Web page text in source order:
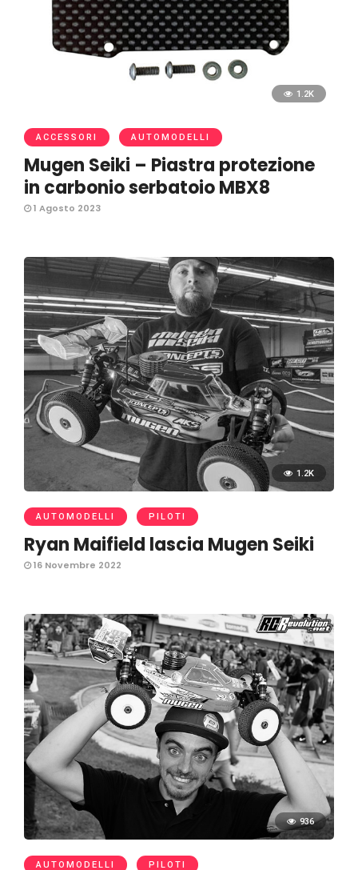
1.2K
ACCESSORI AUTOMODELLI
Mugen Seiki – Piastra protezione
in carbonio serbatoio MBX8
1 Agosto 2023
1.2K
AUTOMODELLI PILOTI
Ryan Maifield lascia Mugen Seiki
16 Novembre 2022
936
AUTOMODELLI PILOTI